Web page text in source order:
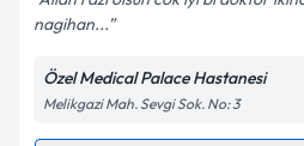
Kişisel verilerimin
Metni'ni okudum ve
kapsamda işlenmesini
nagihan...
Özel Medical Palace Hastanesi
Melikgazi Mah. Sevgi Sok. No: 3